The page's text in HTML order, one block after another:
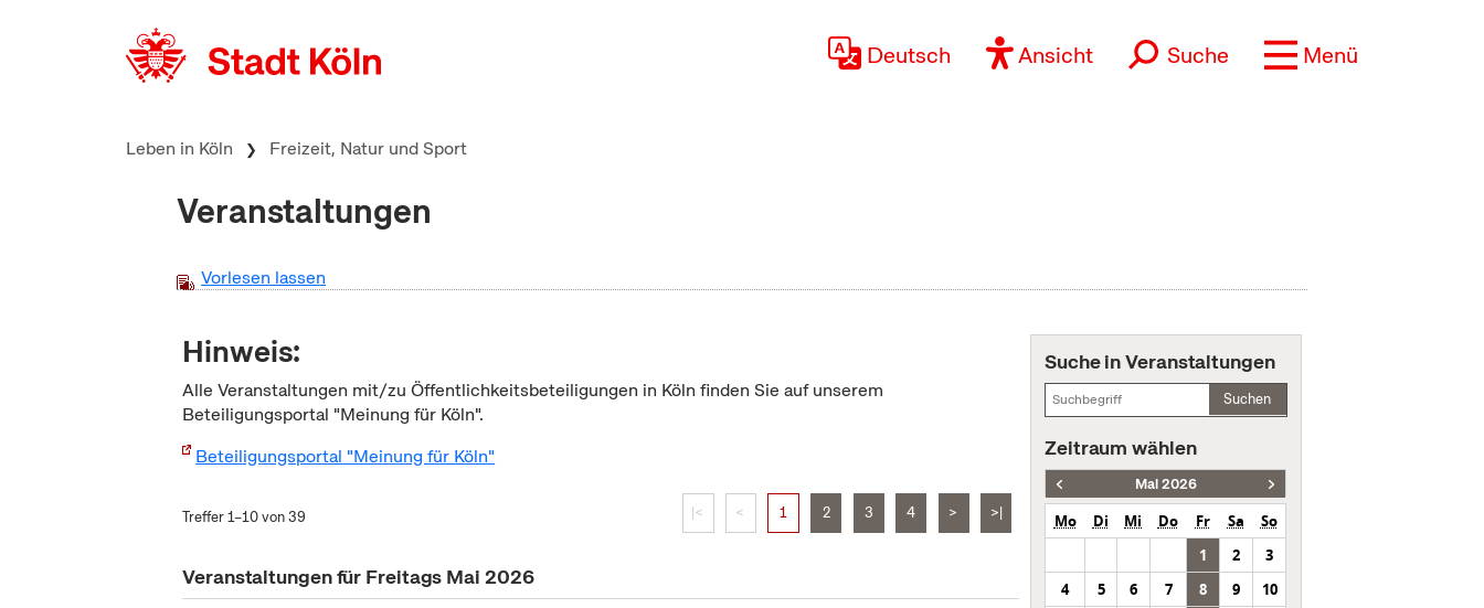
Deutsch Ansicht Suche Menü
Leben in Köln Freizeit, Natur und Sport
Veranstaltungen
Vorlesen lassen
Hinweis:
Alle Veranstaltungen mit/zu Öffentlichkeitsbeteiligungen in Köln finden Sie auf unserem
Beteiligungsportal "Meinung für Köln".
Beteiligungsportal "Meinung für Köln"
Treffer 1–10 von 39 |< < 1 2 3 4 > >|
Veranstaltungen für Freitags Mai 2026
Suche in Veranstaltungen
Suchen
Zeitraum wählen
Mai 2026
Mo Di Mi Do Fr Sa
So
1
2
3
4
5 6 7 8 9
10